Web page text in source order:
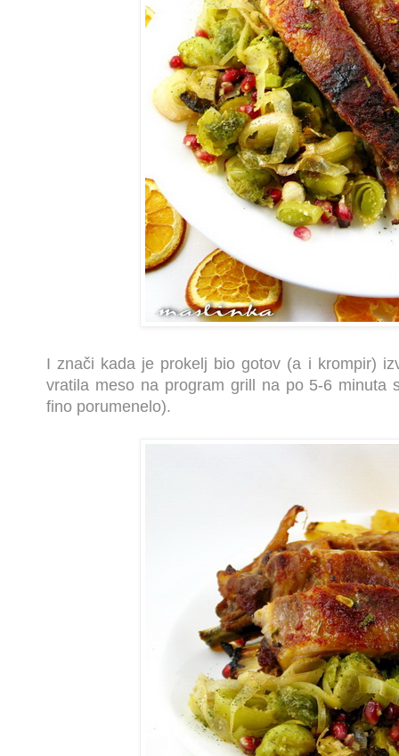
I znači kada je prokelj bio gotov (a i krompir)
vratila meso na program grill na po 5-6 minuta
fino porumenelo).